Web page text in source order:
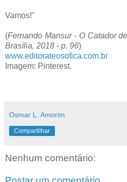
Vamos!"
(Fernando Mansur - O Catador
Brasília, 2018 - p. 96)
www.editorateosofica.com.br
Imagem: Pinterest.
Osmar L. Amorim
Compartilhar
Nenhum comentário: